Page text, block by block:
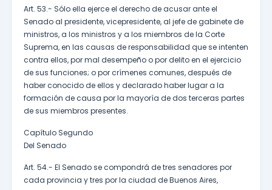
Art. 53.- Sólo ella ejerce el derecho de acusar ante el
Senado al presidente, vicepresidente, al jefe de gabinete de
ministros, a los ministros y a los miembros de la Corte
Suprema, en las causas de responsabilidad que se intenten
contra ellos, por mal desempeño o por delito en el ejercicio
de sus funciones; o por crímenes comunes, después de
haber conocido de ellos y declarado haber lugar a la
formación de causa por la mayoría de dos terceras partes
de sus miembros presentes.
Capítulo Segundo
Del Senado
Art. 54.- El Senado se compondrá de tres senadores por
cada provincia y tres por la ciudad de Buenos Aires,